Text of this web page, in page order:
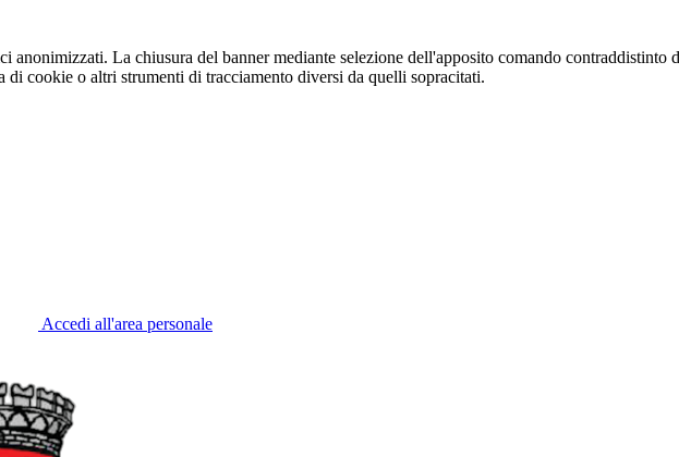
anonimizzati. La chiusura del banner mediante selezione dell'apposito comando
di cookie o altri strumenti di tracciamento diversi da quelli sopracitati.
Accedi all'area personale